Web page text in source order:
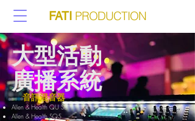
FATI PRODUCTION
大型活動
廣播系統
音訊混音器
Allen & Health QU SB
Allen & Health SQ5